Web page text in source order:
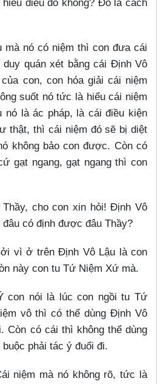
điều đó không? Đó là cách
mà nó có niệm thì con đưa cái
quán xét bằng cái Định Vô
con, con hóa giải cái niệm
suốt nó tức là hiểu cái niệm
nó là ác pháp, là cái điều kiện
thật, thì cái niệm đó sẽ bị diệt
không bảo con được. Còn có
gạt ngang, gạt ngang thì con
Thầy, cho con xin hỏi! Định Vô
có định được đâu Thầy?
vì ở trên Định Vô Lậu là con
này con tu Tứ Niệm Xứ mà.
con nói là lúc con ngồi tu Tứ
vô thì có thể dùng Định Vô
Còn có cái thì không thể dùng
phải tác ý đuổi đi.
niệm mà nó không rõ, tức là